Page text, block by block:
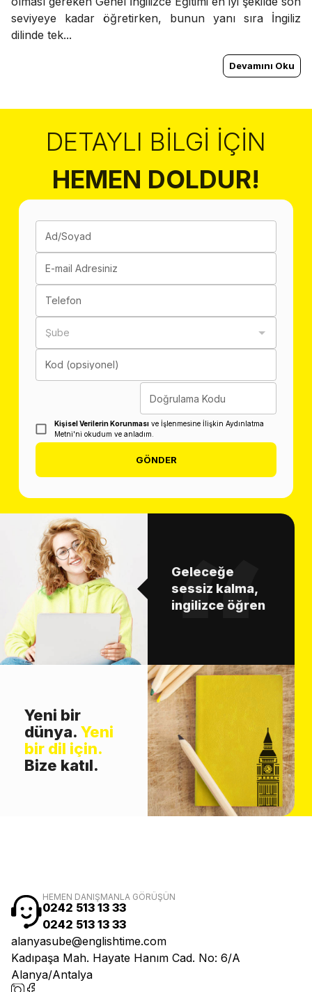
seviyeye kadar öğretirken, bunun yanı sıra İngiliz
dilinde tek...
Devamını Oku
DETAYLI BILGI İÇIN
HEMEN DOLDUR!
Ad/Soyad
E-mail Adresiniz
Telefon
Şube
Kod (opsiyonel)
Doğrulama Kodu
Kişisel Verilerin Korunması ve İşlenmesine İlişkin Aydınlatma
Metni'ni okudum ve anladım.
GÖNDER
Geleceğe
sessiz kalma,
ingilizce öğren
Yeni bir
dünya. Yeni
bir dil için.
Bize katıl.
HEMEN DANIŞMANLA GÖRÜŞÜN
0242 513 13 33
0242 513 13 33
alanyasube@englishtime.com
Kadıpaşa Mah. Hayate Hanım Cad. No: 6/A
Alanya/Antalya